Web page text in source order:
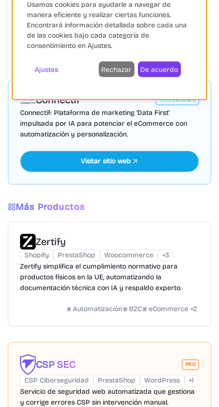
Etiquetas
Inteligencia Artificial Shopify
Connectif PATROCINADO
Connectif: Plataforma de marketing 'Data First'
impulsada por IA para potenciar el eCommerce con
automatización y personalización.
Visitar sitio web
Más Productos
Zertify
Shopify PrestaShop Woocommerce +3
Zertify simplifica el cumplimiento normativo para
productos físicos en la UE, automatizando la
documentación técnica con IA y respaldo experto.
Automatización B2C eCommerce +2
CSP SEC PRO
CSP Ciberseguridad PrestaShop WordPress +1
Servicio de seguridad web automatizada que gestiona
y corrige errores CSP sin intervención manual.
Usamos cookies para ayudarle a navegar de
manera eficiente y realizar ciertas funciones.
Encontrará información detallada sobre cada una
de las cookies bajo cada categoría de
consentimiento en Ajustes.
Ajustes Rechazar De acuerdo